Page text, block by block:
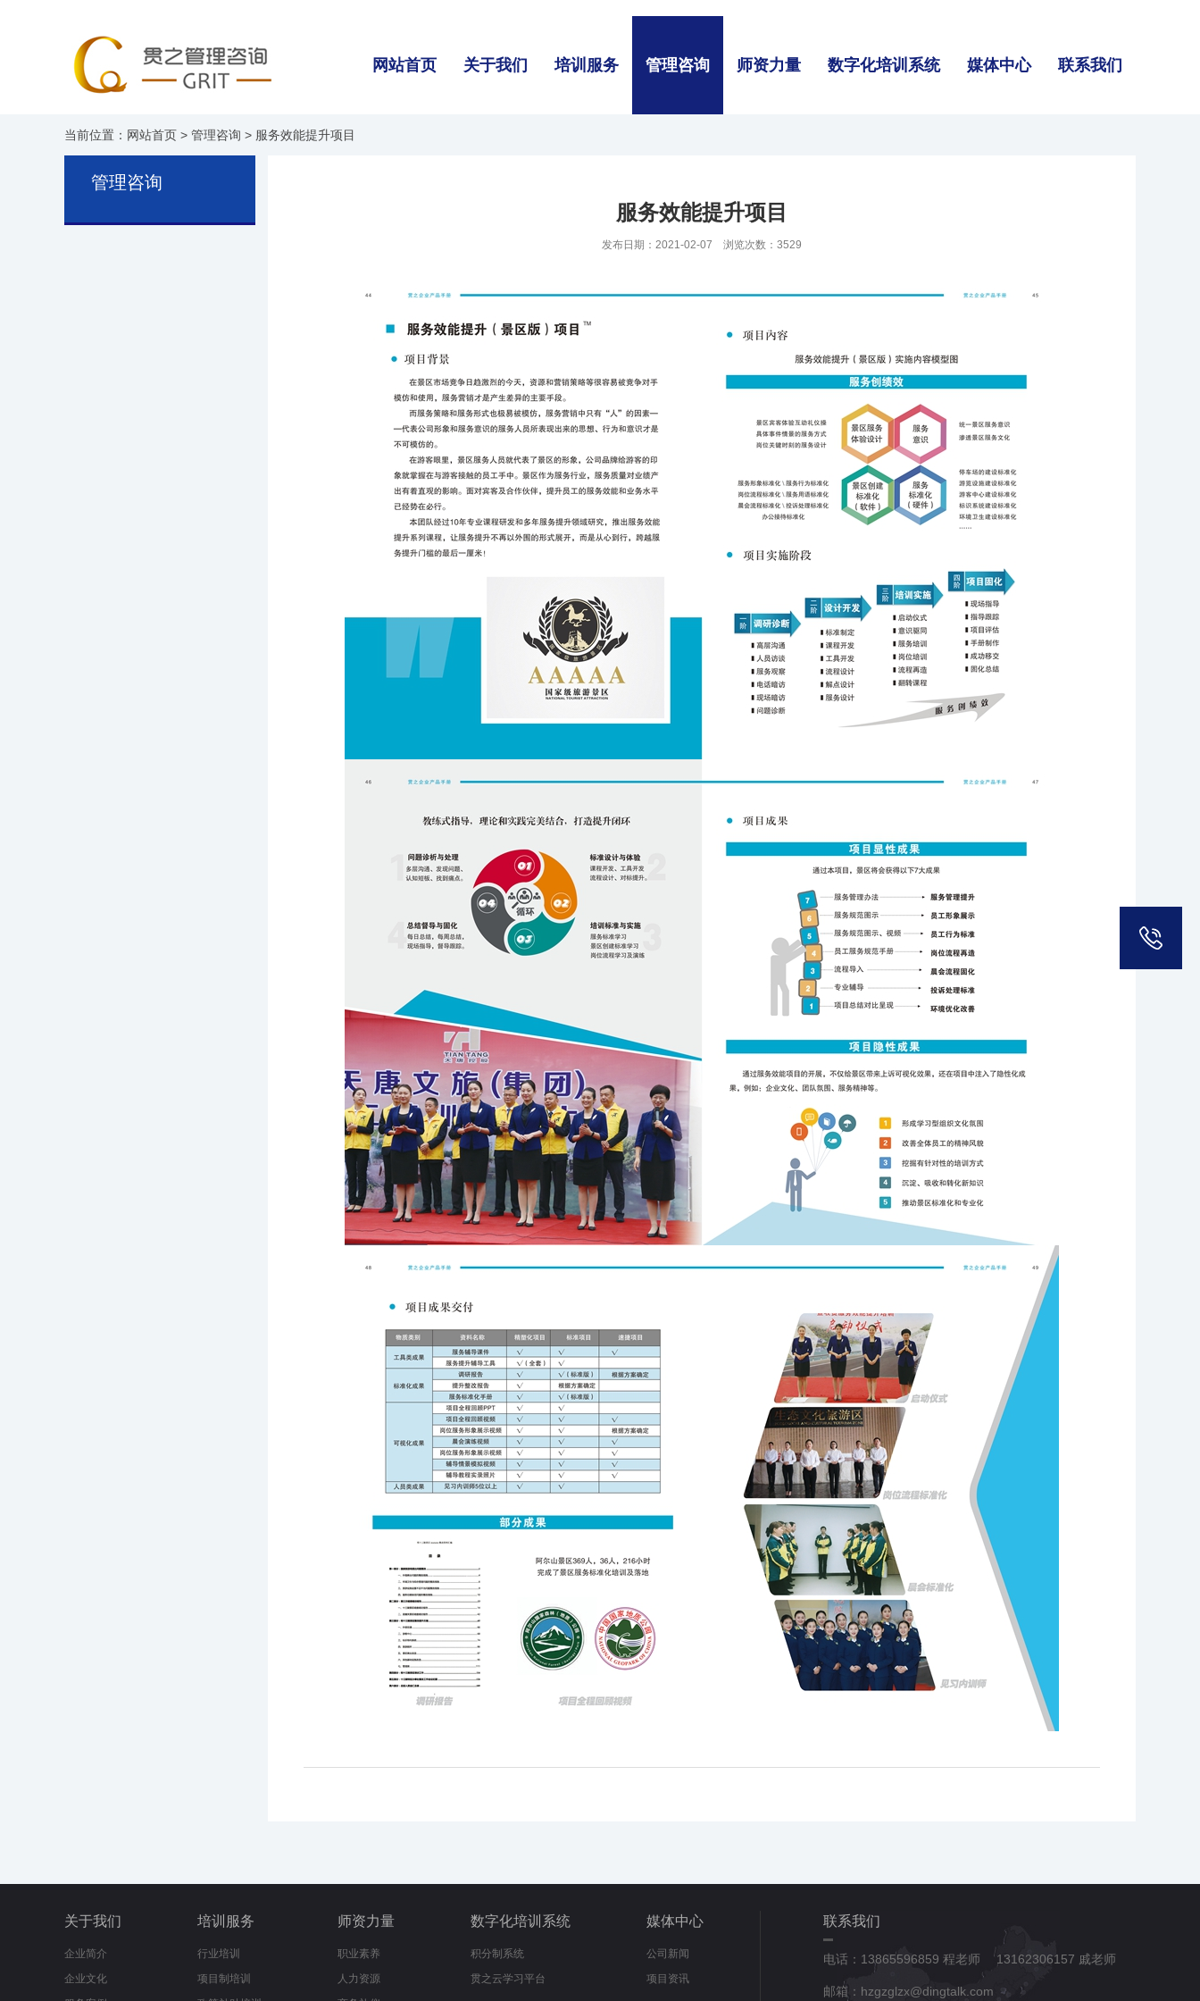
网站首页 关于我们 培训服务 管理咨询 师资力量 数字化培训系统 媒体中心 联系我们
当前位置： 网站首页 > 管理咨询 > 服务效能提升项目
管理咨询
服务效能提升项目
发布日期：2021-02-07 浏览次数：3529
关于我们
企业简介
企业文化
培训服务
行业培训
项目制培训
师资力量
职业素养
人力资源
数字化培训系统
积分制系统
贯之云学习平台
媒体中心
公司新闻
项目资讯
联系我们
电话：13865596859 程老师 13162306157 戚老师
邮箱：hzgzglzx@dingtalk.com